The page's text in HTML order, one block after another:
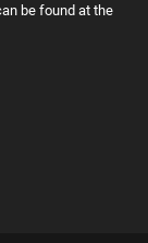
be found at the